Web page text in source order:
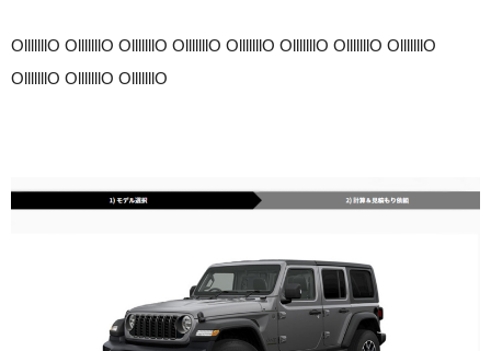
OlllllllO OlllllllO OlllllllO OlllllllO OlllllllO OlllllllO OlllllllO OlllllllO
OlllllllO OlllllllO OlllllllO